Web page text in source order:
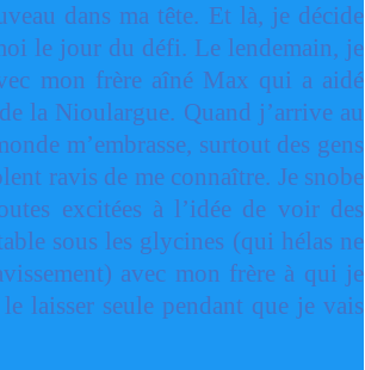
dans ma tête. Et là, je décide
le jour du défi. Le lendemain, je
mon frère aîné Max qui a aidé
la Nioulargue. Quand j’arrive au
m’embrasse, surtout des gens
ravis de me connaître. Je snobe
excitées à l’idée de voir des
sous les glycines (qui hélas ne
avec mon frère à qui je
laisser seule pendant que je vais